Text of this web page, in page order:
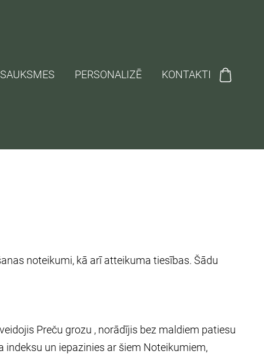
PERSONALIZĒ KONTAKTI
noteikumi, kā arī atteikuma tiesības. Šādu
Preču grozu , norādījis bez maldiem patiesu
un iepazinies ar šiem Noteikumiem,